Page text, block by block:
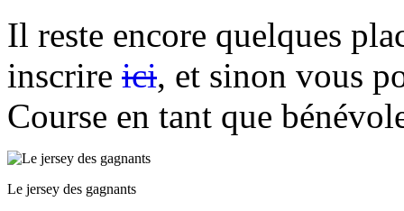
Il reste encore quelques
inscrire ici, et sinon vous
Course en tant que
Le jersey des gagnants